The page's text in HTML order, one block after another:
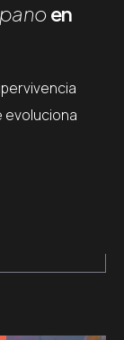
en
evoluciona